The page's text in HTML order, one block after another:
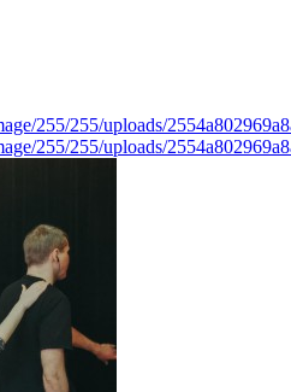
255/255/uploads/
255/255/uploads/